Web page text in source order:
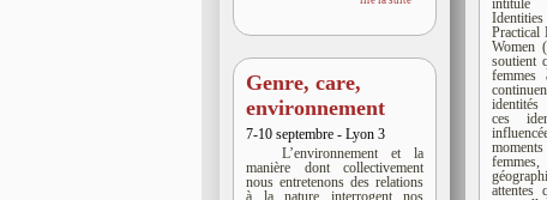
Genre, care,
environnement
7-10 septembre - Lyon 3
L’environnement et la
manière dont collectivement
nous entretenons des relations
à la nature interrogent nos
intitulé
Practical
Women
soutient
ces
attentes